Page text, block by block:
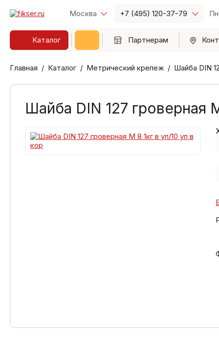
Москва +7 (495) 120-37-79
Каталог Партнерам
Главная Каталог Метрический крепеж Шайба DIN
Шайба DIN 127 гроверная